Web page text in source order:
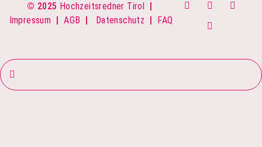
© 2025 Hochzeitsredner Tirol
Impressum |AGB Datenschutz FAQ